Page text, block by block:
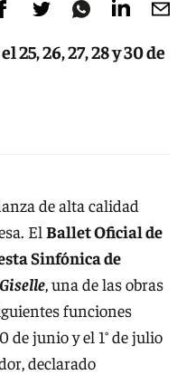
26, 27, 28 y 30 de
de alta calidad
El Ballet Oficial de
Sinfónica de
Giselle, una de las obras
funciones
de junio y el 1° de julio
declarado